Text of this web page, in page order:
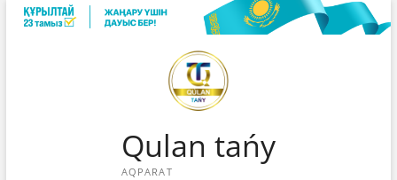
Skip
Qulan tańy
AQPARAT